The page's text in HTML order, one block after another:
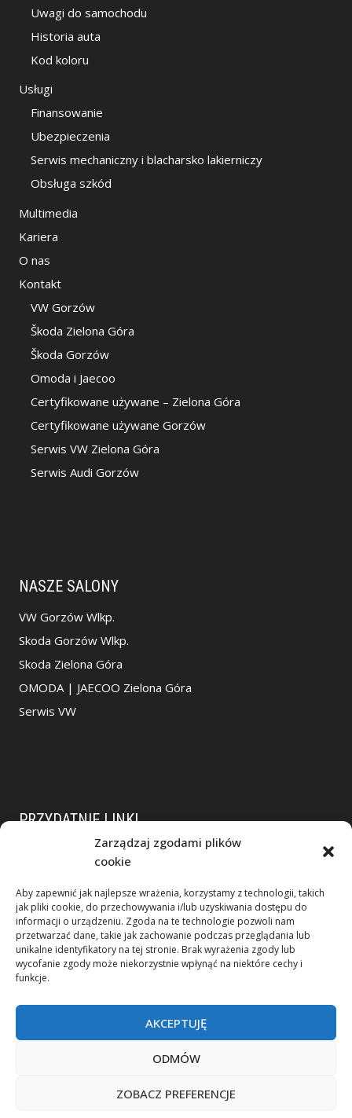
Zarządzaj zgodami plików
cookie
Aby zapewnić jak najlepsze wrażenia, korzystamy z technologii, takich
jak pliki cookie, do przechowywania i/lub uzyskiwania dostępu do
informacji o urządzeniu. Zgoda na te technologie pozwoli nam
przetwarzać dane, takie jak zachowanie podczas przeglądania lub
unikalne identyfikatory na tej stronie. Brak wyrażenia zgody lub
wycofanie zgody może niekorzystnie wpłynąć na niektóre cechy i
funkcje.
AKCEPTUJĘ
ODMÓW
ZOBACZ PREFERENCJE
Uwagi do samochodu
Historia auta
Kod koloru
Usługi
Finansowanie
Ubezpieczenia
Serwis mechaniczny i blacharsko lakierniczy
Obsługa szkód
Multimedia
Kariera
O nas
Kontakt
VW Gorzów
Škoda Zielona Góra
Škoda Gorzów
Omoda i Jaecoo
Certyfikowane używane – Zielona Góra
Certyfikowane używane Gorzów
Serwis VW Zielona Góra
Serwis Audi Gorzów
NASZE SALONY
VW Gorzów Wlkp.
Skoda Gorzów Wlkp.
Skoda Zielona Góra
OMODA | JAECOO Zielona Góra
Serwis VW
PRZYDATNIE LINKI
Polityka prywatności
Duży przedsiębiorca
Dane spółek z grupy KIM
KSeF
© 2026 Grupa KimAgencja Interaktywna